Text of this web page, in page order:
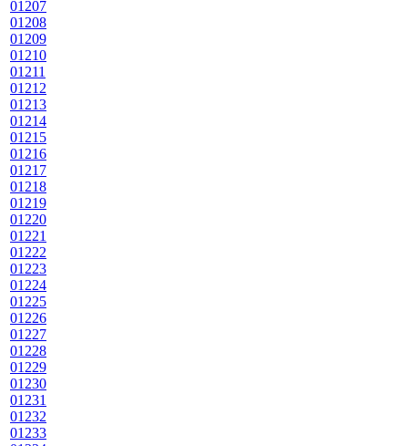
01207
01208
01209
01210
01211
01212
01213
01214
01215
01216
01217
01218
01219
01220
01221
01222
01223
01224
01225
01226
01227
01228
01229
01230
01231
01232
01233